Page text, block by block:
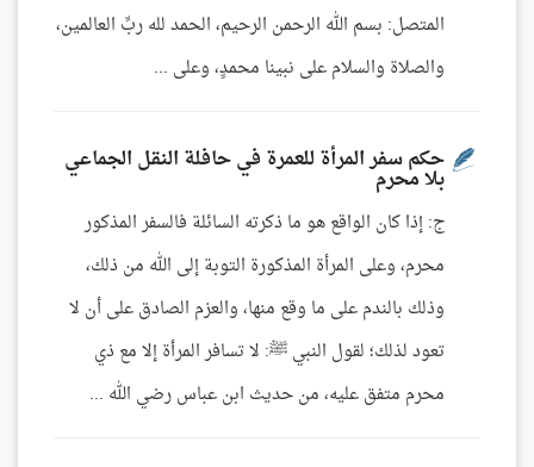
المتصل: بسم الله الرحمن الرحيم، الحمد لله ربِّ العالمين،
والصلاة والسلام على نبينا محمدٍ، وعلى ...
حكم سفر المرأة للعمرة في حافلة النقل الجماعي
بلا محرم
ج: إذا كان الواقع هو ما ذكرته السائلة فالسفر المذكور
محرم، وعلى المرأة المذكورة التوبة إلى الله من ذلك،
وذلك بالندم على ما وقع منها، والعزم الصادق على أن لا
تعود لذلك؛ لقول النبي ﷺ: لا تسافر المرأة إلا مع ذي
محرم متفق عليه، من حديث ابن عباس رضي الله ...